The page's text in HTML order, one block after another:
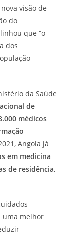
visão de
do
que “o
dos
da Saúde
de
médicos
Angola já
em medicina
de residência,
uma melhor